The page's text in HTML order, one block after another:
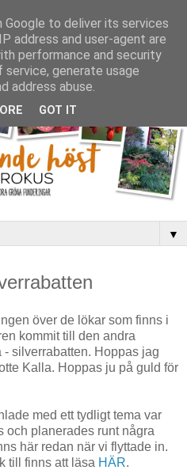
▼
över de lökar som finns i
kommit till den andra
silverrabatten. Hoppas jag
Kalla. Hoppas ju på guld för
med ett tydligt tema var
och planerades runt några
här redan när vi flyttade in.
till finns att läsa HÄR.
to deliver its services
address and user-agent are
performance and security
generate usage
address abuse.
GOT IT